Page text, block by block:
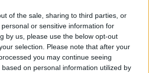
of the sale, sharing to third parties, or
or sensitive information for
by us, please use the below opt-out
selection. Please note that after your
you may continue seeing
on personal information utilized by
τραγούδι του Lil Nas ότι κοροϊδεύει
Η συγγνώμη του ράπερ